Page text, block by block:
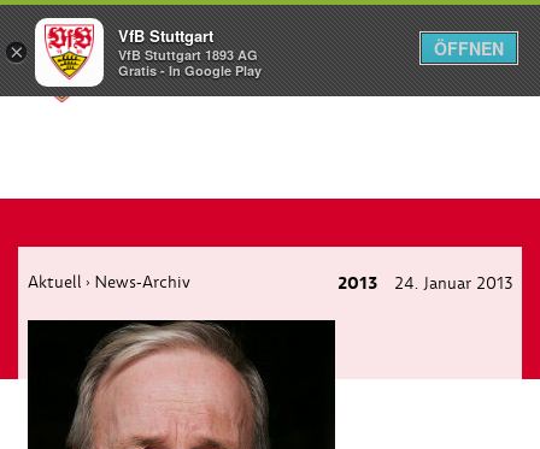
Menü
Aktuell › News-Archiv 2013 24. Januar 2013
×
VfB Stuttgart
VfB Stuttgart 1893 AG
Gratis - In Google Play
ÖFFNEN